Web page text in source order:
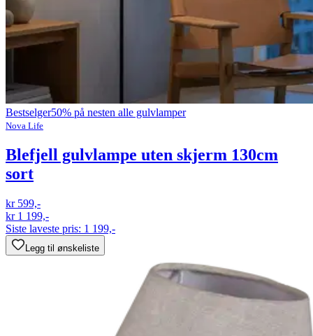
Bestselger50% på nesten alle gulvlamper
Nova Life
Blefjell gulvlampe uten skjerm 130cm
sort
kr 599,-
kr 1 199,-
Siste laveste pris: 1 199,-
Legg til ønskeliste